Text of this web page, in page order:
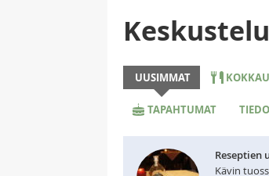
UUSIMMAT
TAPAHTUMAT
Reseptien
Kävin